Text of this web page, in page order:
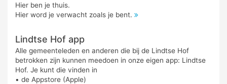
Hier ben je thuis.
Hier word je verwacht zoals je bent.
Lindtse Hof app
Alle gemeenteleden en anderen die bij de Lindtse Hof
betrokken zijn kunnen meedoen in onze eigen app: Lindtse
Hof. Je kunt die vinden in
• de Appstore (Apple)